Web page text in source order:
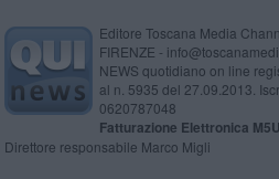
Editore Toscana Media
FIRENZE -
NEWS quotidiano on line
al n. 5935 del 27.09.2013.
0620787048
Fatturazione Elettronica
Direttore responsabile Marco Migli